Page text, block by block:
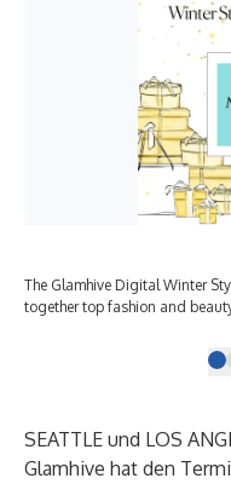
The Glamhive Digital Winter
together top fashion and
SEATTLE und LOS
Glamhive hat den